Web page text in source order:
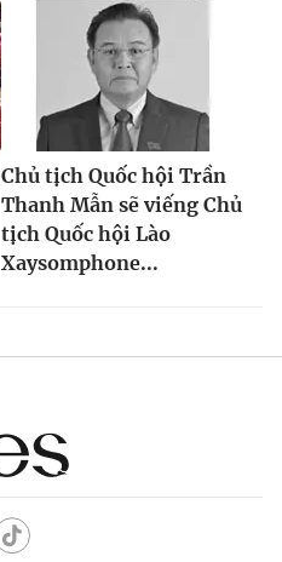
Chủ tịch Quốc hội Trần
Thanh Mẫn sẽ viếng Chủ
tịch Quốc hội Lào
Xaysomphone...